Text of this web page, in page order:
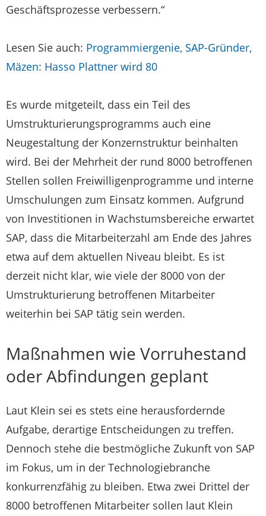
Geschäftsprozesse verbessern.“
Lesen Sie auch: Programmiergenie, SAP-Gründer,
Mäzen: Hasso Plattner wird 80
Es wurde mitgeteilt, dass ein Teil des
Umstrukturierungsprogramms auch eine
Neugestaltung der Konzernstruktur beinhalten
wird. Bei der Mehrheit der rund 8000 betroffenen
Stellen sollen Freiwilligenprogramme und interne
Umschulungen zum Einsatz kommen. Aufgrund
von Investitionen in Wachstumsbereiche erwartet
SAP, dass die Mitarbeiterzahl am Ende des Jahres
etwa auf dem aktuellen Niveau bleibt. Es ist
derzeit nicht klar, wie viele der 8000 von der
Umstrukturierung betroffenen Mitarbeiter
weiterhin bei SAP tätig sein werden.
Maßnahmen wie Vorruhestand
oder Abfindungen geplant
Laut Klein sei es stets eine herausfordernde
Aufgabe, derartige Entscheidungen zu treffen.
Dennoch stehe die bestmögliche Zukunft von SAP
im Fokus, um in der Technologiebranche
konkurrenzfähig zu bleiben. Etwa zwei Drittel der
8000 betroffenen Mitarbeiter sollen laut Klein